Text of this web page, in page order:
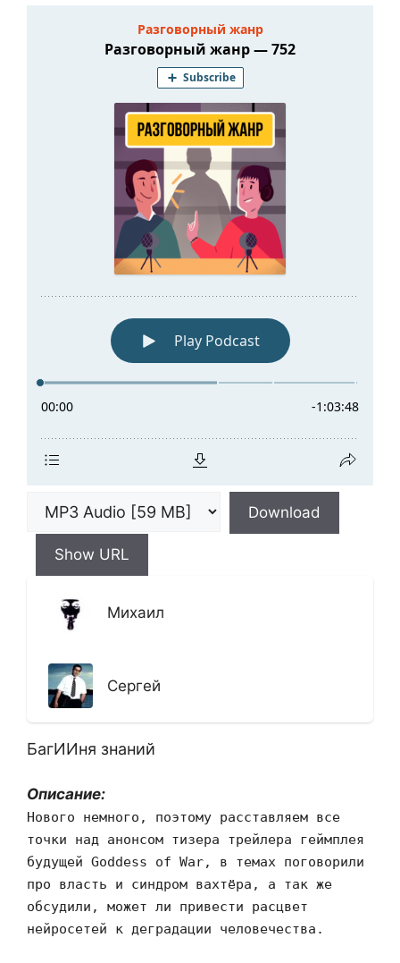
Download
Show URL
Михаил
Сергей
БагИИня знаний
Описание:
Нового немного, поэтому расставляем все
точки над анонсом тизера трейлера геймплея
будущей Goddess of War, в темах поговорили
про власть и синдром вахтёра, а так же
обсудили, может ли привести расцвет
нейросетей к деградации человечества.